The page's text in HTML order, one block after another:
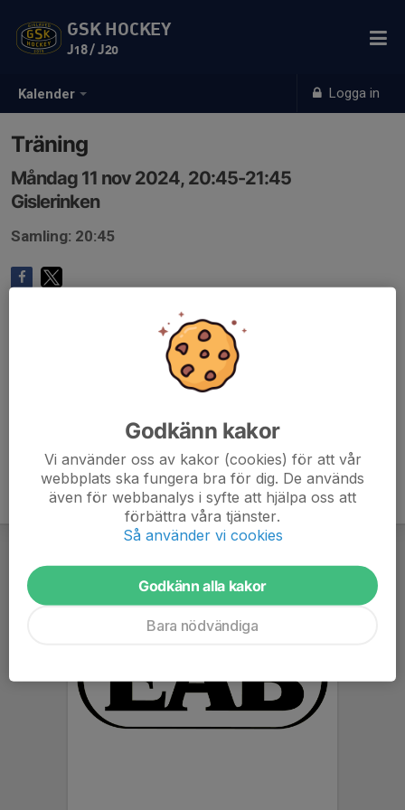
Kalender Logga in
GSK HOCKEY
J18 / J20
Träning
Måndag 11 nov 2024, 20:45-21:45
Gislerinken
Samling: 20:45
Godkänn kakor
Vi använder oss av kakor (cookies) för att vår
webbplats ska fungera bra för dig. De används
även för webbanalys i syfte att hjälpa oss att
förbättra våra tjänster.
Så använder vi cookies
Godkänn alla kakor
Bara nödvändiga